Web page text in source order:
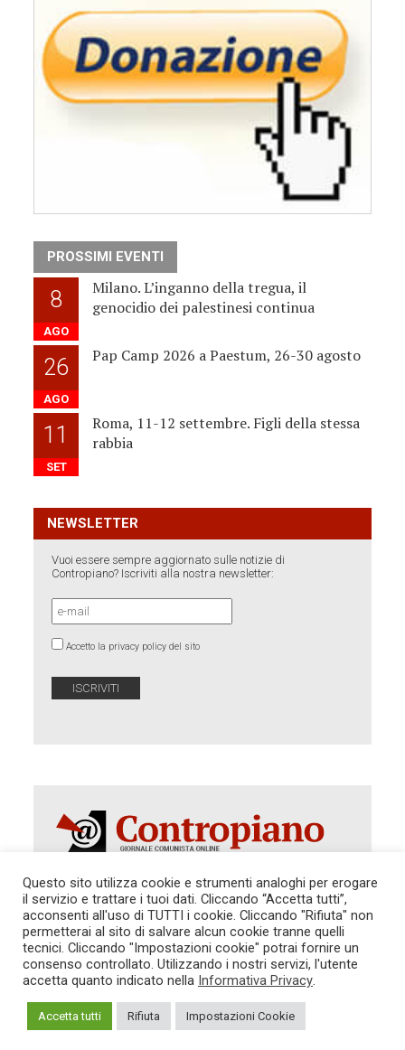
PROSSIMI EVENTI
8
AGO
Milano. L’inganno della tregua, il
genocidio dei palestinesi continua
26
AGO
Pap Camp 2026 a Paestum, 26-30 agosto
11
SET
Roma, 11-12 settembre. Figli della stessa
rabbia
NEWSLETTER
Vuoi essere sempre aggiornato sulle notizie di
Contropiano? Iscriviti alla nostra newsletter:
Accetto la privacy policy del sito
Autorizzazione del Tribunale di Roma 286 del 31
dicembre 2014. Direttore Responsabile: Sergio
Cararo. Indirizzo: V.Casalbruciato 27- sc. B - 00159
Roma -
Tel. 06.640.122.19 -redazione@contropiano.org
TG CONTROPIANO
LINK CONSIGLIATI
PRIVACY
COOKIE POLICY
Questo sito utilizza cookie e strumenti analoghi per erogare
il servizio e trattare i tuoi dati. Cliccando “Accetta tutti”,
acconsenti all'uso di TUTTI i cookie. Cliccando "Rifiuta" non
permetterai al sito di salvare alcun cookie tranne quelli
tecnici. Cliccando "Impostazioni cookie" potrai fornire un
consenso controllato. Utilizzando i nostri servizi, l'utente
accetta quanto indicato nella Informativa Privacy.
Accetta tutti Rifiuta Impostazioni Cookie